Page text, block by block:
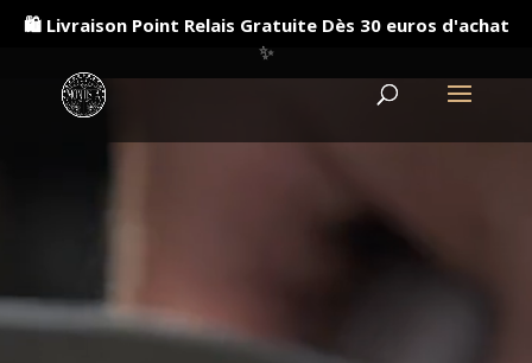
Lecteur
vidéo
🛍️ Livraison Point Relais Gratuite Dès 30 euros d'achat
✨